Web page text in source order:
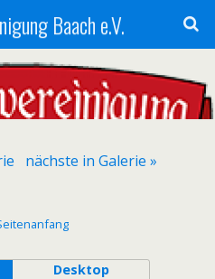
Baach e.V.
nächste in Galerie »
Desktop